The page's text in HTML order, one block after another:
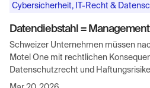
Cybersicherheit, IT-Recht &
Datendiebstahl =
Schweizer Unternehmen müssen
Motel One mit rechtlichen
Datenschutzrecht und